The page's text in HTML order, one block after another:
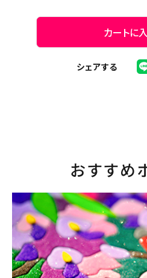
カートに
シェアする
おすすめ